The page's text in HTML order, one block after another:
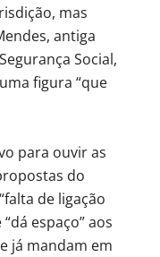
mas
antiga
Social,
figura “que
para ouvir as
do
de ligação
espaço” aos
já mandam em